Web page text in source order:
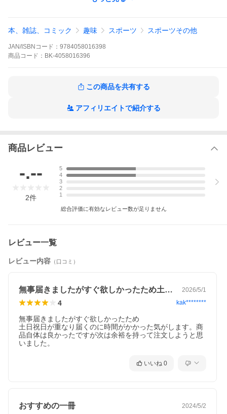
ジュニア、成人、シニア、スポーツ愛好者、トップアスリート。
パフォーマンスを向上させるスポーツ栄養学の知識がつまった１
冊！
※本データはこの商品が発売された時点の情報です。
本、雑誌、コミック 趣味 スポーツ スポーツその他
JAN/ISBNコード： 9784058016398
商品 コード： BK-4058016396
この商品を共有する
アフィリエイトで紹介する
商品レビュー
-.--
2件
5
4
3
2
1
総合評価に有効なレビュー数が足りません
レビュー一覧
レビュー内容 （口コミ）
無事届きましたがすぐ欲しかったため土日… 2026/5/1
4 kak********
無事届きましたがすぐ欲しかったため
土日祝日が重なり届くのに時間がかかった気がします。商
品自体は良かったですが次は余裕を持って注文しようと思
いました。
いいね 0
おすすめの一冊 2024/5/2